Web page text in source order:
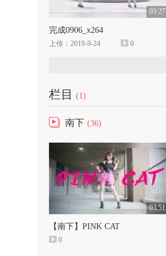
03:27
完成0906_x264
上传：2019-9-24 0
栏目 (1)
南下 (36)
03:51
【南下】PINK CAT
0